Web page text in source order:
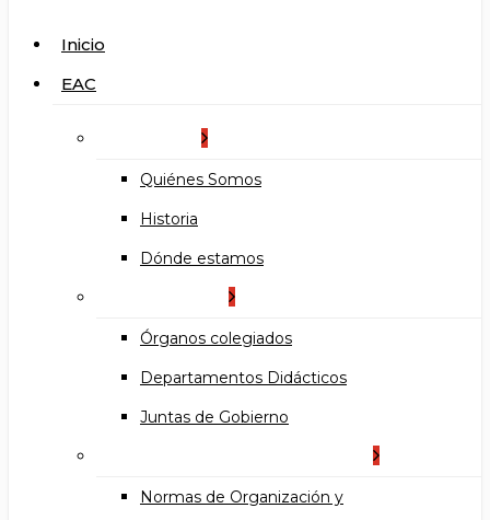
search
Menu
Inicio
EAC
Quiénes Somos
Historia
Dónde estamos
Órganos colegiados
Departamentos Didácticos
Juntas de Gobierno
Normas de Organización y